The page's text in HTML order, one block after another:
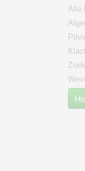
Alle